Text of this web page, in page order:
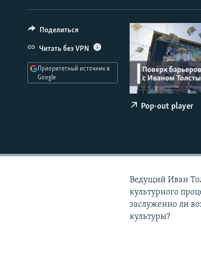
навигации
Вернутся
КУЛЬТУРА
IDEL.РЕАЛИИ
КАВКАЗ.РЕАЛИИ
СЕВЕР.РЕАЛИИ
СИБИРЬ.РЕАЛИИ
Pop-out player
Поделиться
Читать без VPN
Приоритетный источник в
Google
Ведущий Иван
культурного
заслуженно ли
культуры?